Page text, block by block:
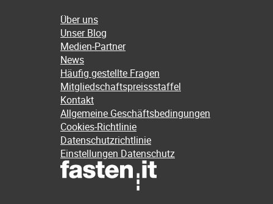
Über uns
Unser Blog
Medien-Partner
News
Häufig gestellte Fragen
Mitgliedschaftspreissstaffel
Kontakt
Allgemeine Geschäftsbedingungen
Cookies-Richtlinie
Datenschutzrichtlinie
Einstellungen Datenschutz